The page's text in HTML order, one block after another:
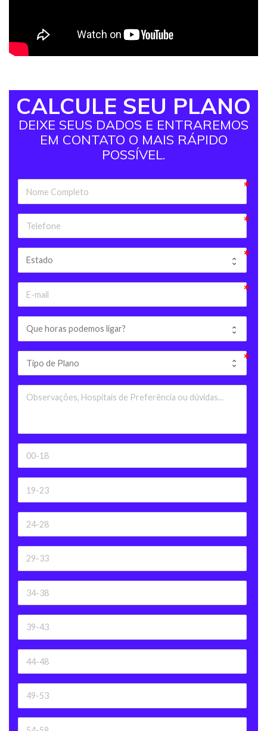
CALCULE SEU PLANO
DEIXE SEUS DADOS E ENTRAREMOS
EM CONTATO O MAIS RÁPIDO
POSSÍVEL.